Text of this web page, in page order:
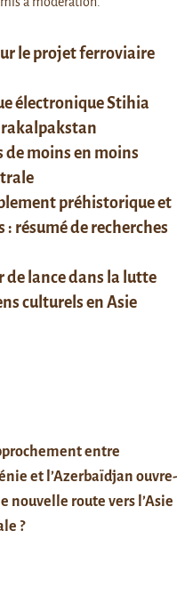
le projet ferroviaire
électronique Stihia
de moins en moins
préhistorique et
: résumé de recherches
de lance dans la lutte
culturels en Asie
entre
et l’Azerbaïdjan ouvre-
nouvelle route vers l’Asie
?